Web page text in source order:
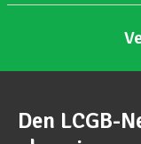
Den LCGB-